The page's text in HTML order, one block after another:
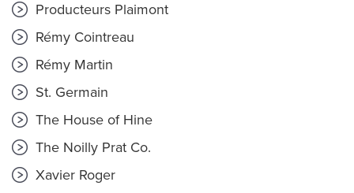
Producteurs Plaimont
Rémy Cointreau
Rémy Martin
St. Germain
The House of Hine
The Noilly Prat Co.
Xavier Roger